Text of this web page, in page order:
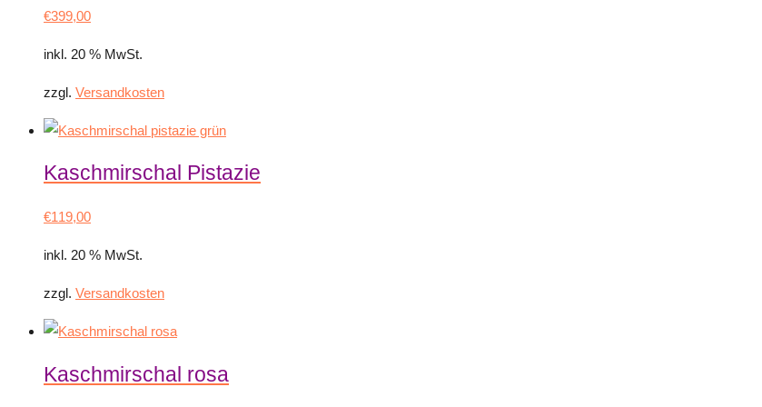
€399,00
inkl. 20 % MwSt.
zzgl. Versandkosten
Kaschmirschal Pistazie
€119,00
inkl. 20 % MwSt.
zzgl. Versandkosten
Kaschmirschal rosa